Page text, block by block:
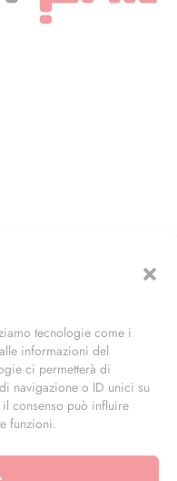
tecnologie come i
informazioni del
ci permetterà di
navigazione o ID unici su
consenso può influire
funzioni.
(MI)